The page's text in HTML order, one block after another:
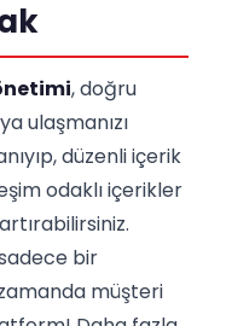
, doğru
ulaşmanızı
düzenli içerik
odaklı içerikler
bir
müşteri